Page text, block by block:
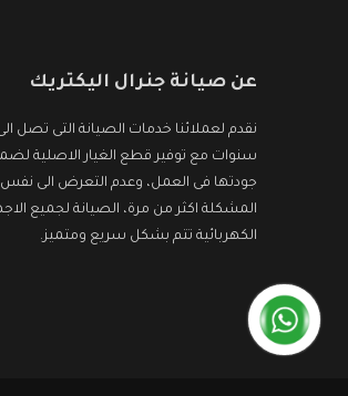
عن صيانة جنرال اليكتريك
نقدم لعملائنا خدمات الصيانة التى تصل
سنوات مع توفير قطع الغيار الاصلية
جودتها فى العمل، وعدم التعرض الى نفس
المشكلة اكثر من مرة، الصيانة لجميع
الكهربائية تتم بشكل سريع ومتميز.